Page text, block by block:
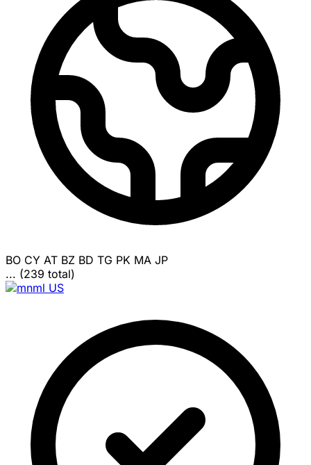
BO CY AT BZ BD TG PK MA JP
... (239 total)